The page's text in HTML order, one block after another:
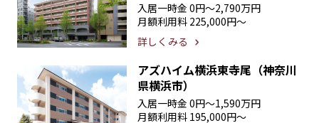
入居一時金 0円〜2,790万円
月額利用料 225,000円〜
詳しくみる
アズハイム横浜東寺尾（神奈川
県横浜市）
入居一時金 0円〜1,590万円
月額利用料 195,000円〜